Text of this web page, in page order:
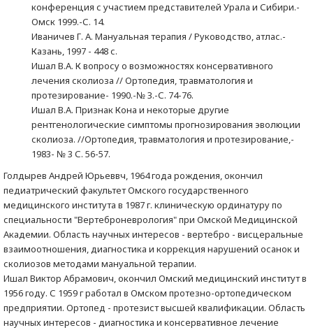
конференция с участием представителей Урала и Сибири.-
Омск 1999.-С. 14.
Иваничев Г. А. Мануальная терапия / Руководство, атлас.-
Казань, 1997 - 448 с.
Ишал В.А. К вопросу о возможностях консервативного
лечения сколиоза // Ортопедия, травматология и
протезирование- 1990.-№ З.-С. 74-76.
Ишал В.А. Признак Кона и некоторые другие
рентгенологические симптомы прогнозирования эволюции
сколиоза. //Ортопедия, травматология и протезирование,-
1983- № 3 С. 56-57.
Голдырев Андрей Юрьеввч, 1964 года рождения, окончил
педиатрический факультет Омского государственного
медицинского института в 1987 г. клиническую ординатуру по
специальности "Вертеброневрология" при Омской Медицинской
Академии. Область научных интересов - вертебро - висцеральные
взаимоотношения, диагностика и коррекция нарушений осанок и
сколиозов методами мануальной терапии.
Ишал Виктор Абрамович, окончил Омский медицинский институт в
1956 году. С 1959 г работал в Омском протезно-ортопедическом
предприятии. Ортопед - протезист высшей квалификации. Область
научных интересов - диагностика и консервативное лечение